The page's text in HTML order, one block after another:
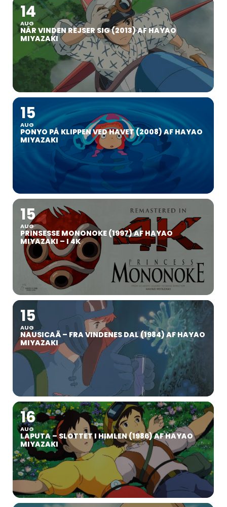
14
AUG
NÅR VINDEN REJSER SIG (2013) AF HAYAO
MIYAZAKI
15
AUG
PONYO PÅ KLIPPEN VED HAVET (2008) AF HAYAO
MIYAZAKI
15
AUG
PRINSESSE MONONOKE (1997) AF HAYAO
MIYAZAKI – I 4K
15
AUG
NAUSICAÄ – FRA VINDENES DAL (1984) AF HAYAO
MIYAZAKI
16
AUG
LAPUTA – SLOTTET I HIMLEN (1986) AF HAYAO
MIYAZAKI